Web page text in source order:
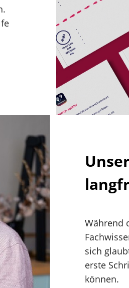
Während
sich
erste
können.